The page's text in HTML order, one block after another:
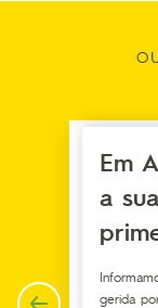
Em
a
gerida